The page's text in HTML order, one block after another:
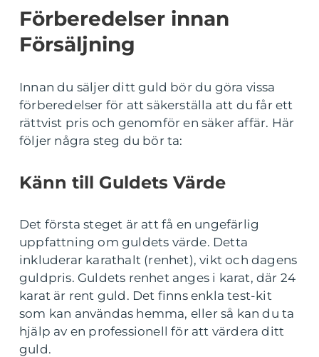
Förberedelser innan
Försäljning
Innan du säljer ditt guld bör du göra vissa
förberedelser för att säkerställa att du får ett
rättvist pris och genomför en säker affär. Här
följer några steg du bör ta:
Känn till Guldets Värde
Det första steget är att få en ungefärlig
uppfattning om guldets värde. Detta
inkluderar karathalt (renhet), vikt och dagens
guldpris. Guldets renhet anges i karat, där 24
karat är rent guld. Det finns enkla test-kit
som kan användas hemma, eller så kan du ta
hjälp av en professionell för att värdera ditt
guld.